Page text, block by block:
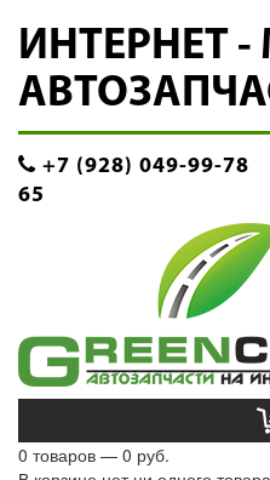
ИНТЕРНЕТ
+7 (928) 049-99-78
65
0 товаров — 0 руб.